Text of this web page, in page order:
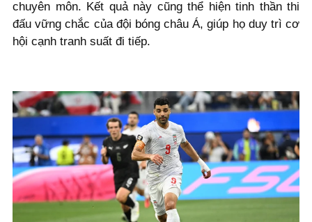
chuyên môn. Kết quả này cũng thể hiện tinh thần thi
đấu vững chắc của đội bóng châu Á, giúp họ duy trì cơ
hội cạnh tranh suất đi tiếp.